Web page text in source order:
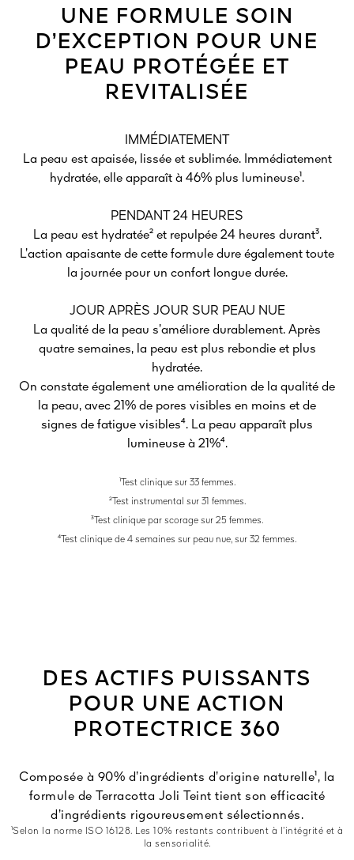
UNE FORMULE SOIN
D’EXCEPTION POUR UNE
PEAU PROTÉGÉE ET
REVITALISÉE
IMMÉDIATEMENT
La peau est apaisée, lissée et sublimée. Immédiatement
hydratée, elle apparaît à 46% plus lumineuse¹.
PENDANT 24 HEURES
La peau est hydratée² et repulpée 24 heures durant³.
L’action apaisante de cette formule dure également toute
la journée pour un confort longue durée.
JOUR APRÈS JOUR SUR PEAU NUE
La qualité de la peau s’améliore durablement. Après
quatre semaines, la peau est plus rebondie et plus
hydratée.
On constate également une amélioration de la qualité de
la peau, avec 21% de pores visibles en moins et de
signes de fatigue visibles⁴. La peau apparaît plus
lumineuse à 21%⁴.
¹Test clinique sur 33 femmes.
²Test instrumental sur 31 femmes.
³Test clinique par scorage sur 25 femmes.
⁴Test clinique de 4 semaines sur peau nue, sur 32 femmes.
DES ACTIFS PUISSANTS
POUR UNE ACTION
PROTECTRICE 360
Composée à 90% d’ingrédients d’origine naturelle¹, la
formule de Terracotta Joli Teint tient son efficacité
d’ingrédients rigoureusement sélectionnés.
¹Selon la norme ISO 16128. Les 10% restants contribuent à l’intégrité et à
la sensorialité.